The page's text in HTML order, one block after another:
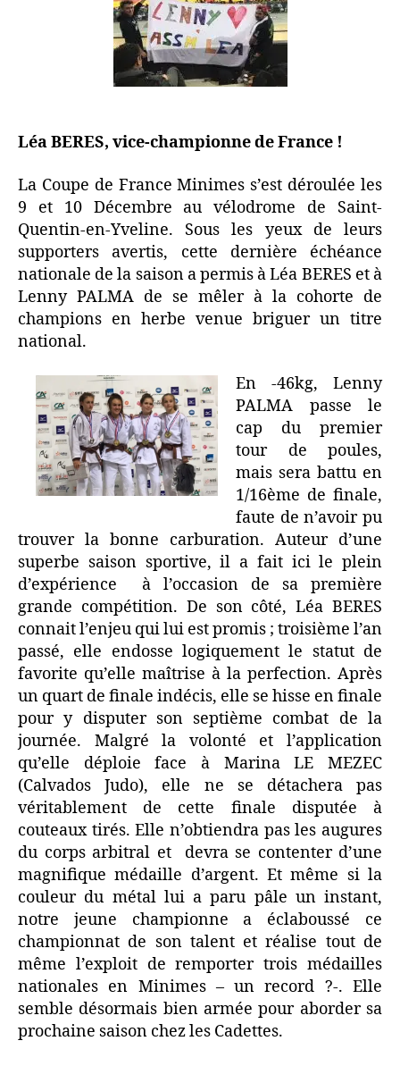
Léa BERES, vice-championne de France !
La Coupe de France Minimes s’est déroulée les
9 et 10 Décembre au vélodrome de Saint-
Quentin-en-Yveline. Sous les yeux de leurs
supporters avertis, cette dernière échéance
nationale de la saison a permis à Léa BERES et à
Lenny PALMA de se mêler à la cohorte de
champions en herbe venue briguer un titre
national.
En -46kg, Lenny
PALMA passe le
cap du premier
tour de poules,
mais sera battu en
1/16ème de finale,
faute de n’avoir pu
trouver la bonne carburation. Auteur d’une
superbe saison sportive, il a fait ici le plein
d’expérience à l’occasion de sa première
grande compétition. De son côté, Léa BERES
connait l’enjeu qui lui est promis ; troisième l’an
passé, elle endosse logiquement le statut de
favorite qu’elle maîtrise à la perfection. Après
un quart de finale indécis, elle se hisse en finale
pour y disputer son septième combat de la
journée. Malgré la volonté et l’application
qu’elle déploie face à Marina LE MEZEC
(Calvados Judo), elle ne se détachera pas
véritablement de cette finale disputée à
couteaux tirés. Elle n’obtiendra pas les augures
du corps arbitral et devra se contenter d’une
magnifique médaille d’argent. Et même si la
couleur du métal lui a paru pâle un instant,
notre jeune championne a éclaboussé ce
championnat de son talent et réalise tout de
même l’exploit de remporter trois médailles
nationales en Minimes – un record ?-. Elle
semble désormais bien armée pour aborder sa
prochaine saison chez les Cadettes.